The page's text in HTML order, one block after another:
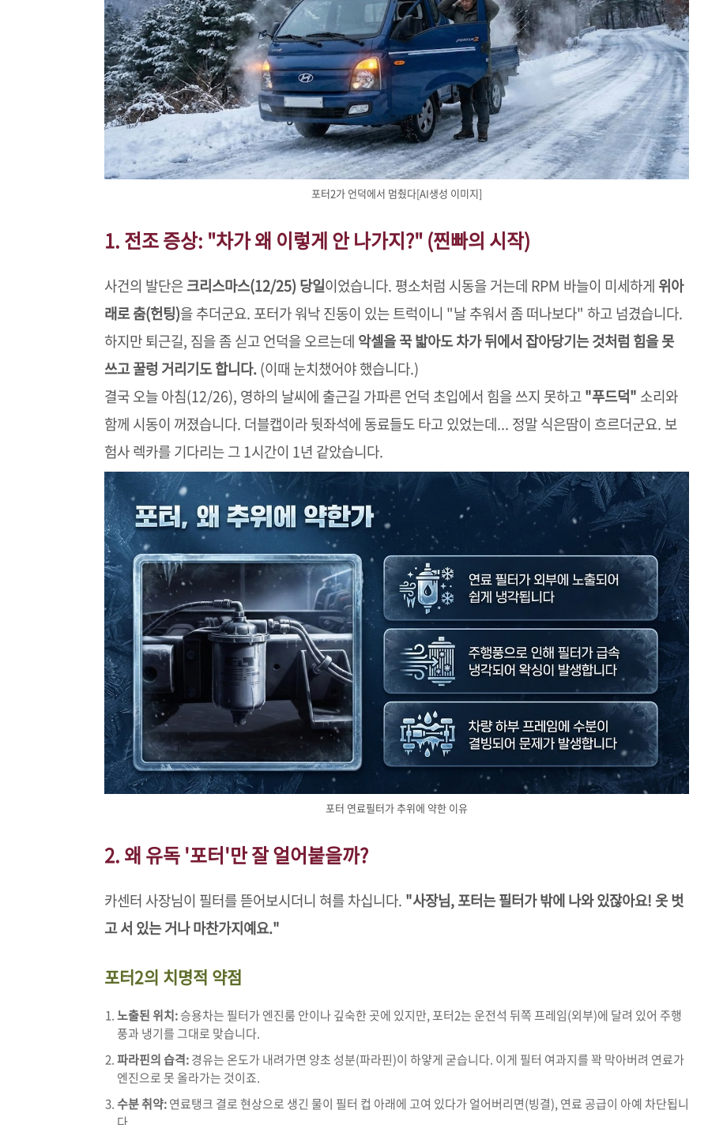
포터2가 언덕에서 멈췄다[AI생성 이미지]
1. 전조 증상: "차가 왜 이렇게 안 나가지?" (찐빠의 시작)
사건의 발단은크리스마스(12/25) 당일이었습니다. 평소처럼 시동을 거는데 RPM 바늘이 미세하게 위아
래로 춤(헌팅)을 추더군요. 포터가 워낙 진동이 있는 트럭이니 "날 추워서 좀 떠나보다" 하고 넘겼습니다.
하지만 퇴근길, 짐을 좀 싣고 언덕을 오르는데 악셀을 꾹 밟아도 차가 뒤에서 잡아당기는 것처럼 힘을 못
쓰고 꿀렁 거리기도 합니다.(이때 눈치챘어야 했습니다.)
결국 오늘 아침(12/26), 영하의 날씨에 출근길 가파른 언덕 초입에서 힘을 쓰지 못하고"푸드덕" 소리와
함께 시동이 꺼졌습니다. 더블캡이라 뒷좌석에 동료들도 타고 있었는데... 정말 식은땀이 흐르더군요. 보
험사 렉카를 기다리는 그 1시간이 1년 같았습니다.
포터 연료필터가 추위에 약한 이유
2. 왜 유독 '포터'만 잘 얼어붙을까?
카센터 사장님이 필터를 뜯어보시더니 혀를 차십니다. "사장님, 포터는 필터가 밖에 나와 있잖아요! 옷 벗
고 서 있는 거나 마찬가지예요."
포터2의 치명적 약점
노출된 위치:승용차는 필터가 엔진룸 안이나 깊숙한 곳에 있지만, 포터2는 운전석 뒤쪽 프레임(외부)에 달려 있어 주행
풍과 냉기를 그대로 맞습니다.
파라핀의 습격:경유는 온도가 내려가면 양초 성분(파라핀)이 하얗게 굳습니다. 이게 필터 여과지를 꽉 막아버려 연료가
엔진으로 못 올라가는 것이죠.
수분 취약:연료탱크 결로 현상으로 생긴 물이 필터 컵 아래에 고여 있다가 얼어버리면(빙결), 연료 공급이 아예 차단됩니